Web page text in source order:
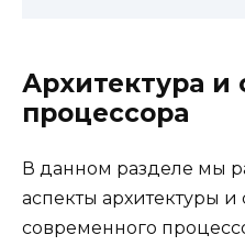
Архитектура
процессора
В данном разделе мы
аспекты архитектуры
современного